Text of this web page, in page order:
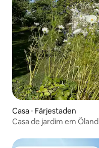
Casa ⋅ Färjestaden
Casa de jardim em Öland